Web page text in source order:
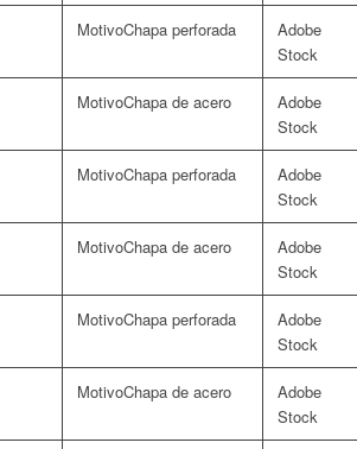
Chapa perforada
Adobe
Stock
Chapa de acero
Adobe
Stock
Chapa perforada
Adobe
Stock
Chapa de acero
Adobe
Stock
Chapa perforada
Adobe
Stock
Chapa de acero
Adobe
Stock